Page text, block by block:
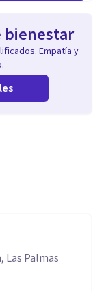
bienestar
Empatía y
Las Palmas